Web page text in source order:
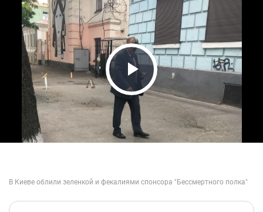
Play Video